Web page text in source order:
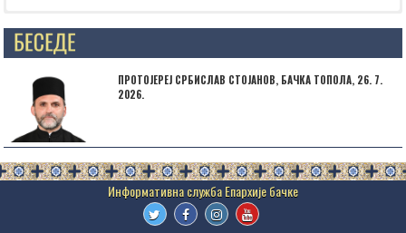
Posts not found
ПРОТОЈЕРЕЈ СРБИСЛАВ СТОЈАНОВ, БАЧКА ТОПОЛА, 26. 7.
2026.